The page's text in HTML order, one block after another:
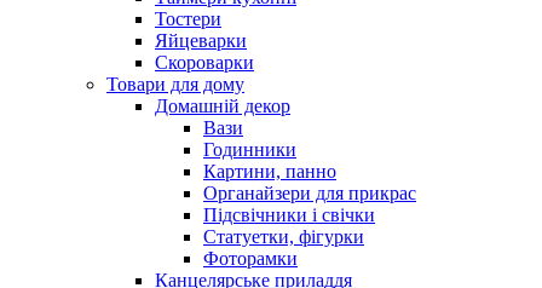
Тостери
Яйцеварки
Скороварки
Товари для дому
Домашній декор
Вази
Годинники
Картини, панно
Органайзери для прикрас
Підсвічники і свічки
Статуетки, фігурки
Фоторамки
Канцелярське приладдя